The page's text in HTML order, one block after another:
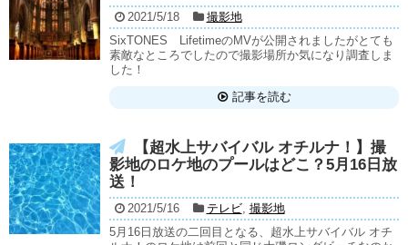
2021/5/18
撮影地
SixTONES LifetimeのMVが公開されましたがとても
素敵なところでしたので撮影場所か気になり調査しま
した！
記事を読む
【超水上サバイバル オチルナ！】撮
影地のロケ地のプールはどこ？5月16日放
送！
2021/5/16 テレビ, 撮影地
5月16日放送の二回目となる、超水上サバイバル オチ